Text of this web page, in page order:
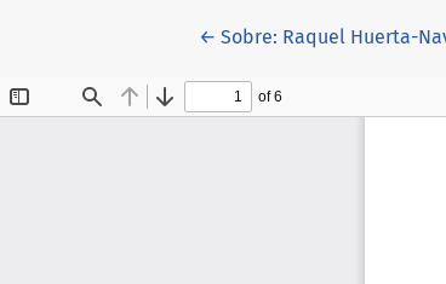
←Volver a los detalles del
Sobre: Raquel Huerta-